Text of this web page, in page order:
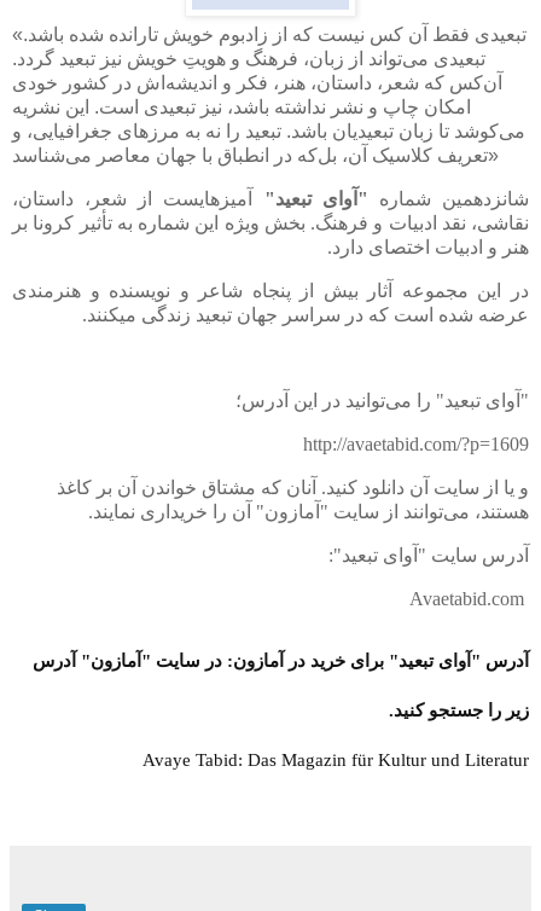
«تبعیدی فقط آن کس نیست که از زادبوم خویش تارانده شده باشد.
تبعیدی می‌تواند از زبان، فرهنگ و هویتِ خویش نیز تبعید گردد.
آن‌کس که شعر، داستان، هنر، فکر و اندیشه‌اش در کشور خودی
امکان چاپ و نشر نداشته باشد، نیز تبعیدی است. این نشریه
می‌کوشد تا زبان تبعیدیان باشد. تبعید را نه به مرزهای جغرافیایی، و
تعریف کلاسیک آن، بل‌که در انطباق با جهان معاصر می‌شناسد»
شانزدهمین شماره "آوای تبعید"
آمیزه­ای­ست از شعر، داستان،
نقاشی، نقد ادبیات و فرهنگ. بخش ویژه این شماره به تأثیر کرونا بر
هنر و ادبیات اختصای دارد.
در این مجموعه آثار بیش از پنجاه شاعر و نویسنده و هنرمندی
عرضه شده است که در سراسر جهان تبعید زندگی می­کنند.
"آوای تبعید" را می‌توانید در این آدرس؛
http://avaetabid.com/?p=1609
و یا از سایت آن دانلود کنید. آنان که مشتاق خواندن آن بر کاغذ
هستند، می‌توانند از سایت "آمازون" آن را خریداری نمایند.
آدرس سایت "آوای تبعید":
Avaetabid.com
آدرس "آوای تبعید" برای خرید در آمازون: در سایت "آمازون" آدرس
زیر را جستجو کنید.
Avaye Tabid: Das Magazin für Kultur und Literatur